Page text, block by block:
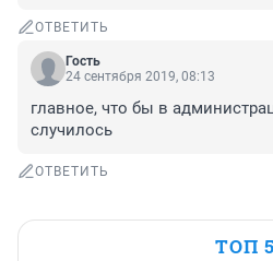
ОТВЕТИТЬ
Гость
24 сентября 2019, 08:13
главное, что бы в
случилось
ОТВЕТИТЬ
ТОП 5